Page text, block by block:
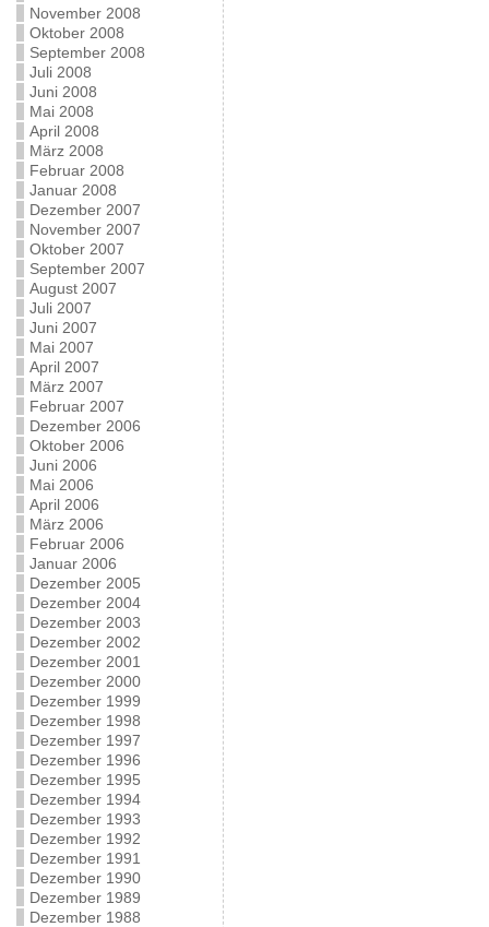
November 2008
Oktober 2008
September 2008
Juli 2008
Juni 2008
Mai 2008
April 2008
März 2008
Februar 2008
Januar 2008
Dezember 2007
November 2007
Oktober 2007
September 2007
August 2007
Juli 2007
Juni 2007
Mai 2007
April 2007
März 2007
Februar 2007
Dezember 2006
Oktober 2006
Juni 2006
Mai 2006
April 2006
März 2006
Februar 2006
Januar 2006
Dezember 2005
Dezember 2004
Dezember 2003
Dezember 2002
Dezember 2001
Dezember 2000
Dezember 1999
Dezember 1998
Dezember 1997
Dezember 1996
Dezember 1995
Dezember 1994
Dezember 1993
Dezember 1992
Dezember 1991
Dezember 1990
Dezember 1989
Dezember 1988